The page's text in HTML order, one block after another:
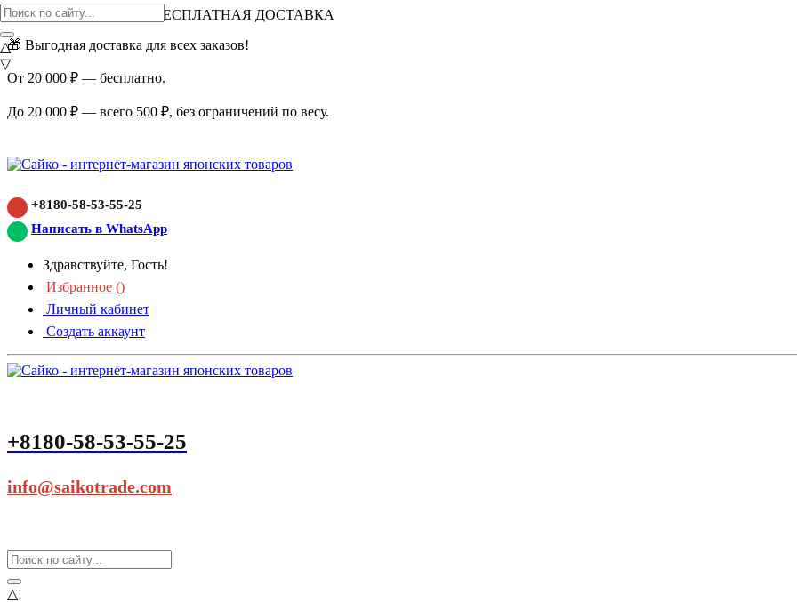
ВНИМАНИЕ АКЦИЯ!
БЕСПЛАТНАЯ ДОСТАВКА
🎁 Выгодная доставка для всех заказов!
От 20 000 ₽ — бесплатно.
До 20 000 ₽ — всего 500 ₽, без ограничений по весу.
+8180-58-53-55-25
Написать в WhatsApp
Здравствуйте, Гость!
Избранное ()
Личный кабинет
Создать аккаунт
+8180-58-53-55-25
info@saikotrade.com
△
△
▽